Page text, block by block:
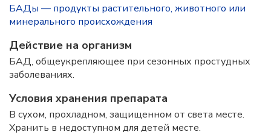
БАДы — продукты растительного, животного или
минерального происхождения
Действие на организм
БАД, общеукрепляющее при сезонных простудных
заболеваниях.
Условия хранения препарата
В сухом, прохладном, защищенном от света месте.
Хранить в недоступном для детей месте.